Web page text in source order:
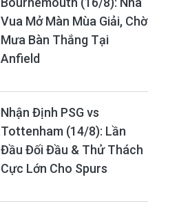
Vua Mở Màn Mùa Giải, Chờ
Mưa Bàn Thắng Tại
Anfield
Nhận Định PSG vs
Tottenham (14/8): Lần
Đầu Đối Đầu & Thử Thách
Cực Lớn Cho Spurs